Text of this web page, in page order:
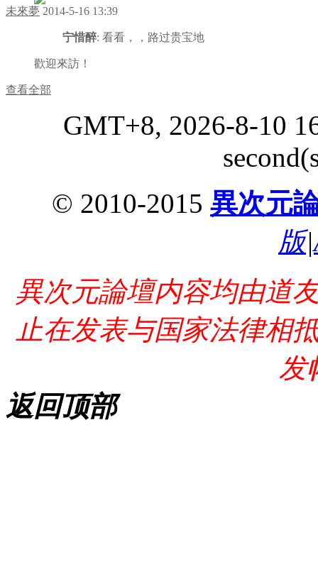
未來夢 2014-5-16 13:39
宁惜醉: 看看，，路过贵宝地
歡迎來訪！
查看全部
GMT+8, 2026-8-10
© 2010-2015 異次元
版|
異次元論壇内容均由道
止在发表与国家法律相
发
返回顶部